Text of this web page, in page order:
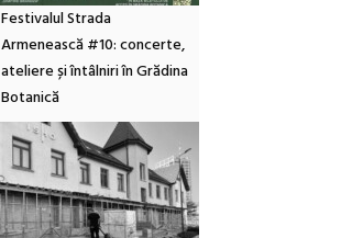
Festivalul Strada
Armenească #10: concerte,
ateliere și întâlniri în Grădina
Botanică